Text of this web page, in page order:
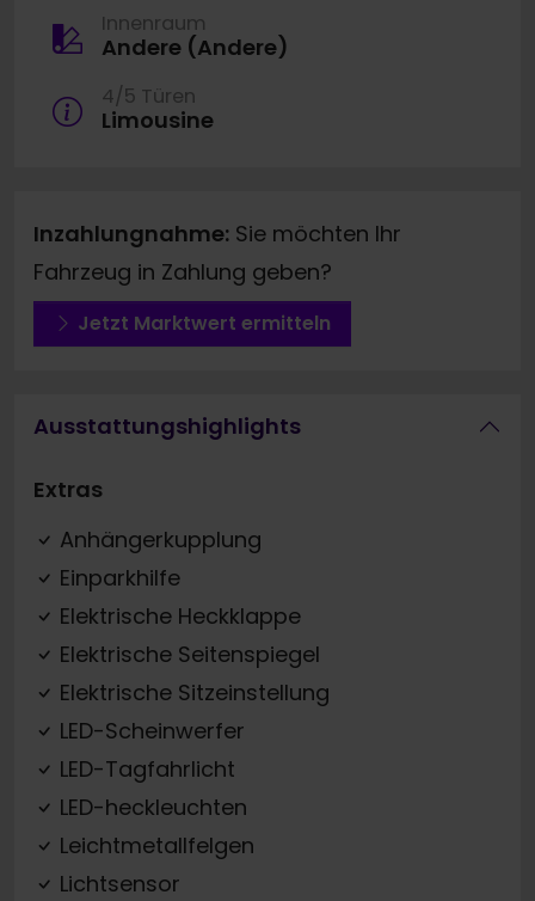
Innenraum
Andere (Andere)
4/5 Türen
Limousine
Inzahlungnahme: Sie möchten Ihr
Fahrzeug in Zahlung geben?
Jetzt Marktwert ermitteln
Ausstattungshighlights
Extras
Anhängerkupplung
Einparkhilfe
Elektrische Heckklappe
Elektrische Seitenspiegel
Elektrische Sitzeinstellung
LED-Scheinwerfer
LED-Tagfahrlicht
LED-heckleuchten
Leichtmetallfelgen
Lichtsensor